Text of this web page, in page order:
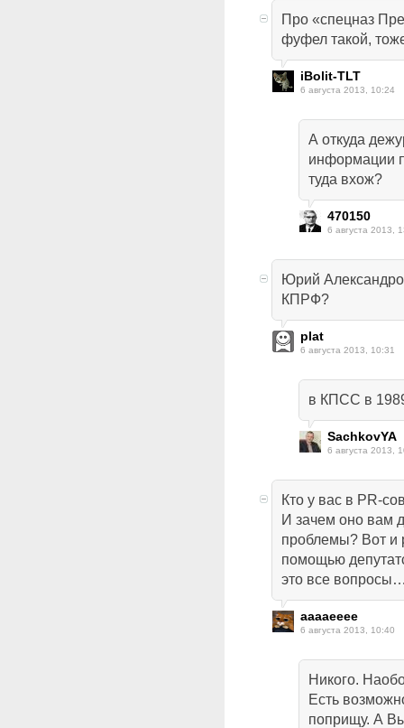
Про «спецназ
фуфел такой,
iBolit-TLT
6 августа 2013, 10:24
А откуда
информации
туда вхож?
470150
6 августа 2013,
Юрий
КПРФ?
plat
6 августа 2013, 10:31
в КПСС в
SachkovYA
6 августа 2013,
Кто у вас в PR-
И зачем оно вам
проблемы? Вот и
помощью
это все
aaaaeeee
6 августа 2013, 10:40
Никого.
Есть
поприщу. А